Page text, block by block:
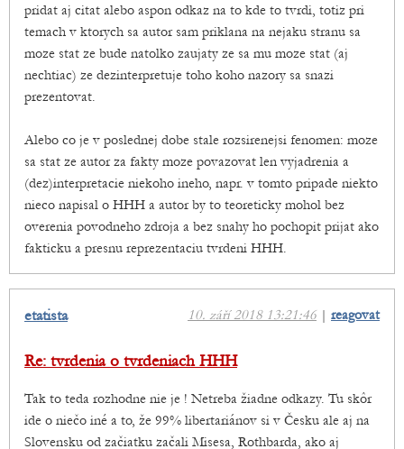
pridat aj citat alebo aspon odkaz na to kde to tvrdi, totiz pri
temach v ktorych sa autor sam priklana na nejaku stranu sa
moze stat ze bude natolko zaujaty ze sa mu moze stat (aj
nechtiac) ze dezinterpretuje toho koho nazory sa snazi
prezentovat.
Alebo co je v poslednej dobe stale rozsirenejsi fenomen: moze
sa stat ze autor za fakty moze povazovat len vyjadrenia a
(dez)interpretacie niekoho ineho, napr. v tomto pripade niekto
nieco napisal o HHH a autor by to teoreticky mohol bez
overenia povodneho zdroja a bez snahy ho pochopit prijat ako
fakticku a presnu reprezentaciu tvrdeni HHH.
10. září 2018 13:21:46 | reagovat
etatista
Re: tvrdenia o tvrdeniach HHH
Tak to teda rozhodne nie je ! Netreba žiadne odkazy. Tu skôr
ide o niečo iné a to, že 99% libertariánov si v Česku ale aj na
Slovensku od začiatku začali Misesa, Rothbarda, ako aj